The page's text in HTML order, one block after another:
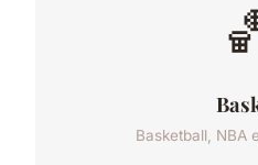
Basketball, NBA